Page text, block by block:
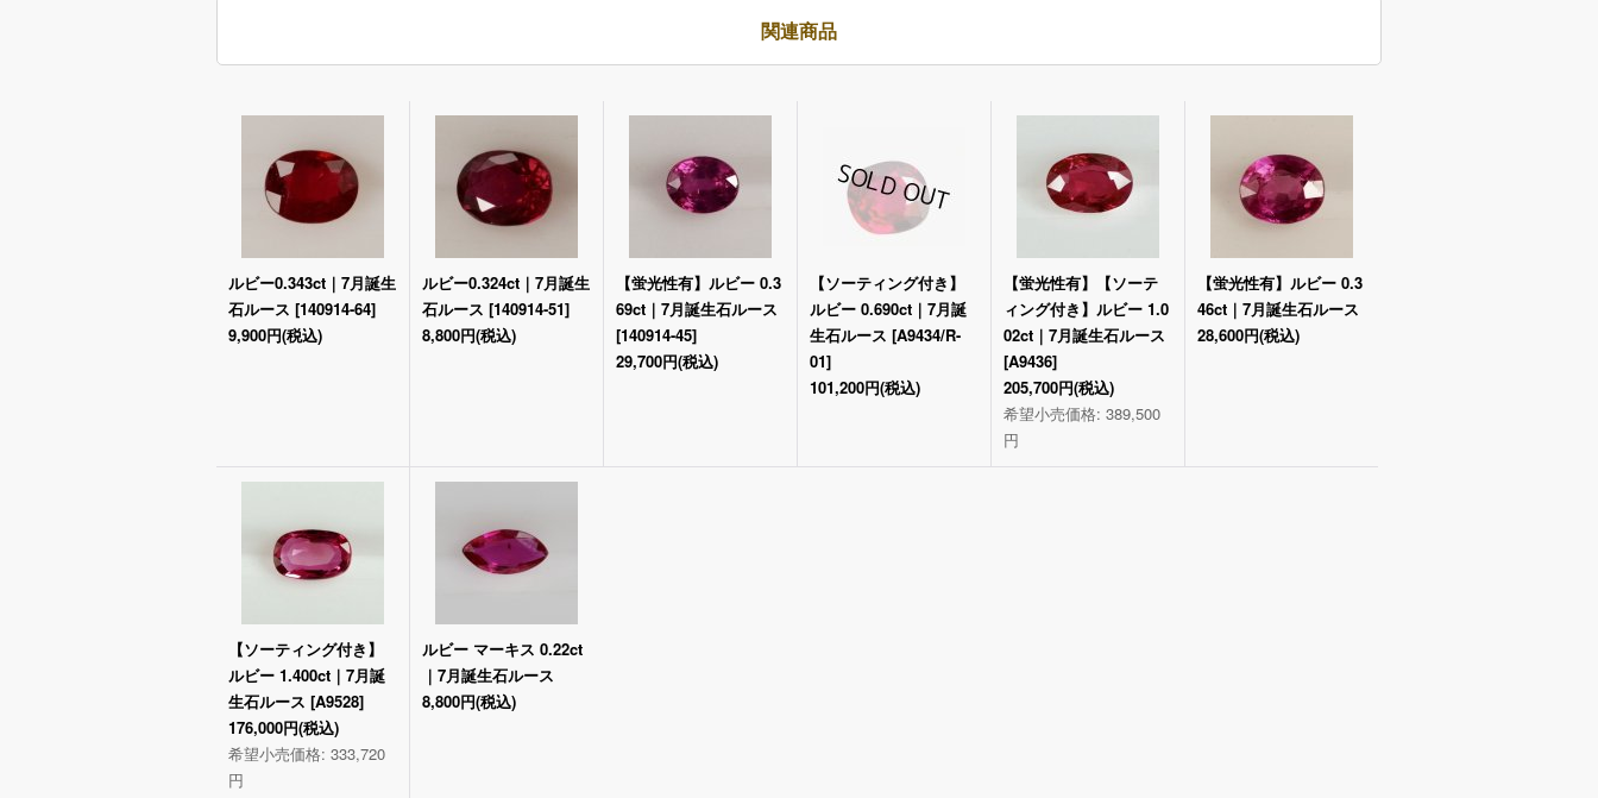
関連商品
ルビー0.343ct｜7月誕生
石ルース [140914-64]
9,900円(税込)
ルビー0.324ct｜7月誕生
石ルース [140914-51]
8,800円(税込)
【蛍光性有】ルビー 0.3
69ct｜7月誕生石ルース
[140914-45]
29,700円(税込)
【ソーティング付き】
ルビー 0.690ct｜7月誕
生石ルース [A9434/R-
01]
101,200円(税込)
【蛍光性有】【ソーテ
ィング付き】ルビー 1.0
02ct｜7月誕生石ルース
[A9436]
205,700円(税込)
希望小売価格: 389,500
円
【蛍光性有】ルビー 0.3
46ct｜7月誕生石ルース
28,600円(税込)
【ソーティング付き】
ルビー 1.400ct｜7月誕
生石ルース [A9528]
176,000円(税込)
希望小売価格: 333,720
円
ルビー マーキス 0.22ct
｜7月誕生石ルース
8,800円(税込)